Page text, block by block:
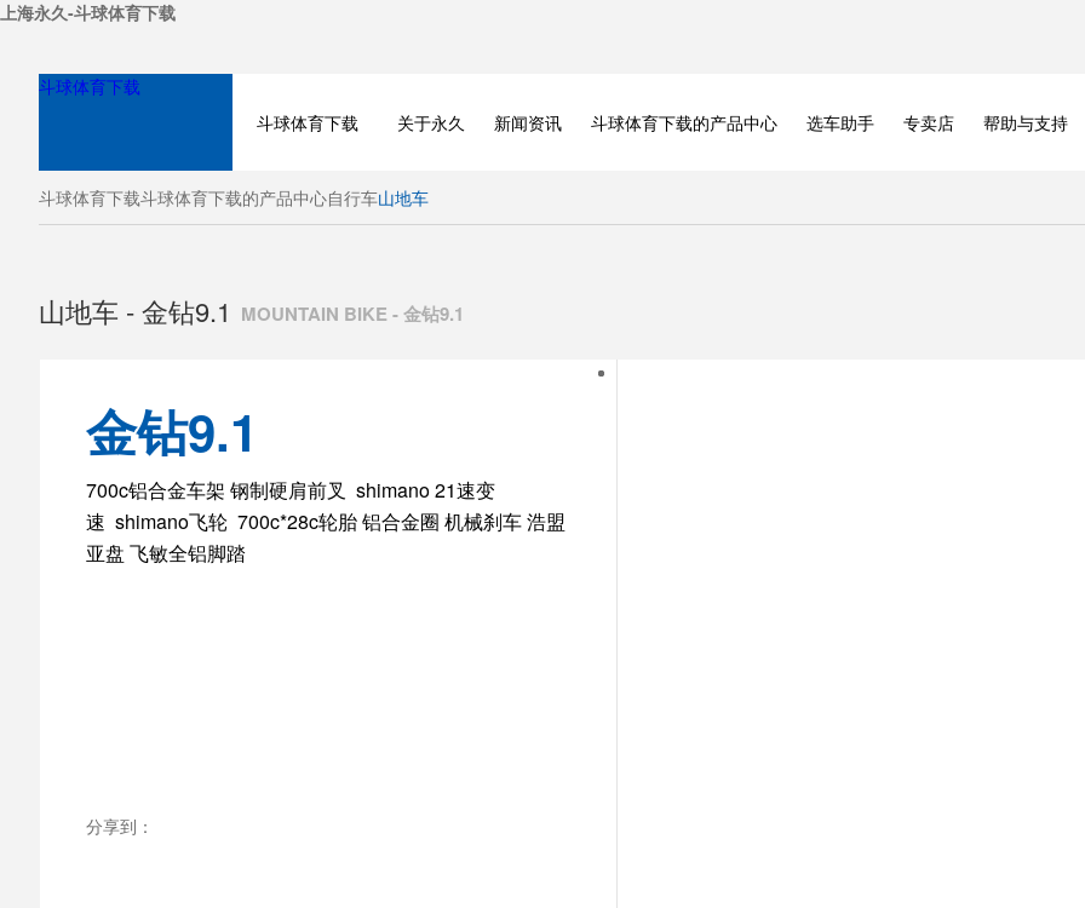
上海永久-斗球体育下载
斗球体育下载
斗球体育下载 关于永久 新闻资讯 斗球体育下载的产品中心 选车助手 专卖店 帮助与支持
斗球体育下载斗球体育下载的产品中心自行车山地车
BICYCLE
ELECTRIC BIKE
山地车 - 金钻9.1 MOUNTAIN BIKE - 金钻9.1
金钻9.1
700c铝合金车架 钢制硬肩前叉 shimano 21速变
速 shimano飞轮 700c*28c轮胎 铝合金圈 机械刹车 浩盟
亚盘 飞敏全铝脚踏
分享到：